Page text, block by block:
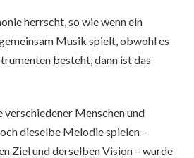
herrscht, so wie wenn ein
Musik spielt, obwohl es
besteht, dann ist das
Menschen und
dieselbe Melodie spielen –
Ziel und derselben Vision – wurde